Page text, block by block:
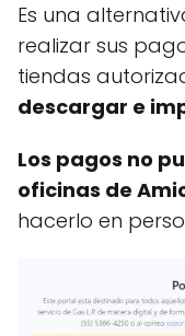
Es una
realizar sus
tiendas
descargar e
Los pagos no
oficinas de
hacerlo en